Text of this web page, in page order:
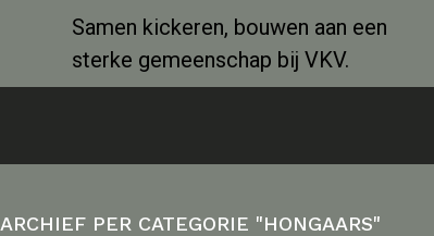
Samen kickeren, bouwen aan een
sterke gemeenschap bij VKV.
ARCHIEF PER CATEGORIE "HONGAARS"